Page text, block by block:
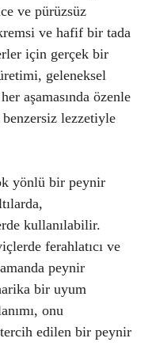
ve pürüzsüz
ve hafif bir tada
için gerçek bir
geleneksel
aşamasında özenle
lezzetiyle
yönlü bir peynir
kullanılabilir.
ferahlatıcı ve
peynir
bir uyum
onu
edilen bir peynir